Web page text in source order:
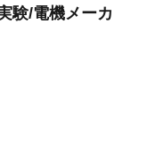
験/電機メーカ